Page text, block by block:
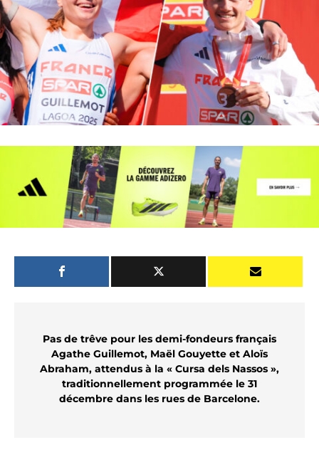
Pas de trêve pour les demi-fondeurs français
Agathe Guillemot, Maël Gouyette et Aloïs
Abraham, attendus à la « Cursa dels Nassos »,
traditionnellement programmée le 31
décembre dans les rues de Barcelone.